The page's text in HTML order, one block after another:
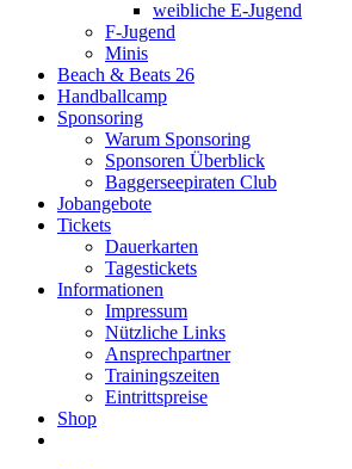
weibliche E-Jugend
F-Jugend
Minis
Beach & Beats 26
Handballcamp
Sponsoring
Warum Sponsoring
Sponsoren Überblick
Baggerseepiraten Club
Jobangebote
Tickets
Dauerkarten
Tagestickets
Informationen
Impressum
Nützliche Links
Ansprechpartner
Trainingszeiten
Eintrittspreise
Shop